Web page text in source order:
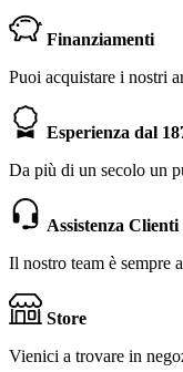
Finanziamenti
Puoi acquistare i nostri
Esperienza dal
Da più di un secolo un
Assistenza Clienti
Il nostro team è sempre
Store
Vienici a trovare in